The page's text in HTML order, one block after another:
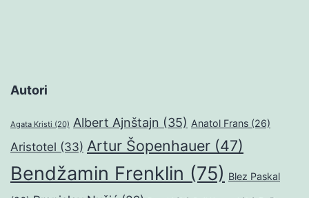
Autori
Agata Kristi (20) Albert Ajnštajn (35) Anatol Frans (26)
Aristotel (33) Artur Šopenhauer (47)
Bendžamin Frenklin (75) Blez Paskal